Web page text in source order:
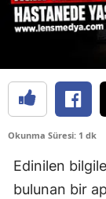
Okunma Süresi: 1 dk
Edinilen
bulunan bir